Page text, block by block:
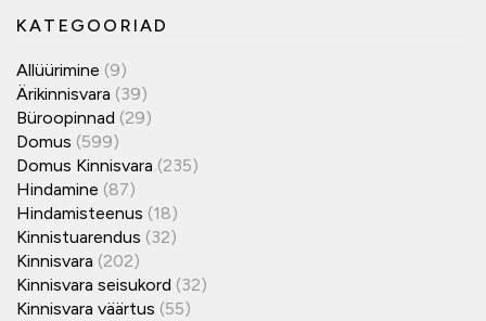
KATEGOORIAD
Allüürimine (9)
Ärikinnisvara (39)
Büroopinnad (29)
Domus (599)
Domus Kinnisvara (235)
Hindamine (87)
Hindamisteenus (18)
Kinnistuarendus (32)
Kinnisvara (202)
Kinnisvara seisukord (32)
Kinnisvara väärtus (55)